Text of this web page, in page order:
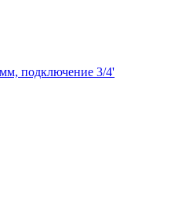
подключение 3/4'